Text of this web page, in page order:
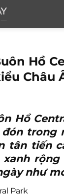
Hồ
Châu
Hồ
trong
tân tiến
như